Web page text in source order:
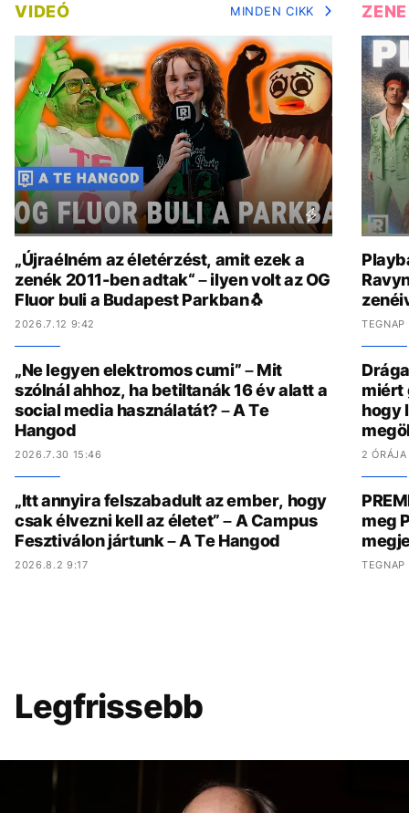
VIDEÓ MINDEN CIKK
„Újraélném az életérzést, amit ezek a
zenék 2011-ben adtak“ – ilyen volt az OG
Fluor buli a Budapest Parkban🐧
2026.7.12 9:42
„Ne legyen elektromos cumi” – Mit
szólnál ahhoz, ha betiltanák 16 év alatt a
social media használatát? – A Te
Hangod
2026.7.30 15:46
„Itt annyira felszabadult az ember, hogy
csak élvezni kell az életet” – A Campus
Fesztiválon jártunk – A Te Hangod
2026.8.2 9:17
ZENE
miért
hogy
2 ÓRÁJA
meg
Legfrissebb